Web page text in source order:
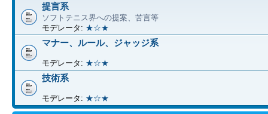
提言系
ソフトテニス界への提案、苦言等
モデレータ: ★☆★
マナー、ルール、ジャッジ系
モデレータ: ★☆★
技術系
モデレータ: ★☆★